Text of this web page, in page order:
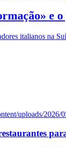
e
italianos na
uploads/2026/